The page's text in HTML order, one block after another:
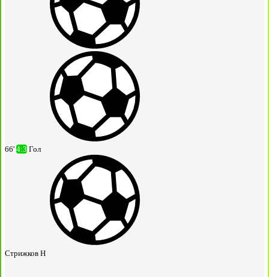
66' 4:3 Гол
Стрижков Н